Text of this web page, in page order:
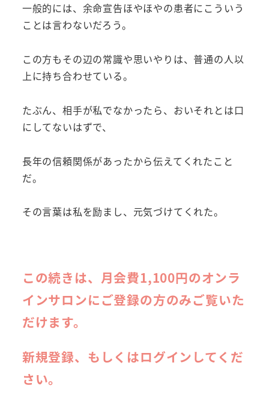
一般的には、余命宣告ほやほやの患者にこういう
ことは言わないだろう。
この方もその辺の常識や思いやりは、普通の人以
上に持ち合わせている。
たぶん、相手が私でなかったら、おいそれとは口
にしてないはずで、
長年の信頼関係があったから伝えてくれたこと
だ。
その言葉は私を励まし、元気づけてくれた。
この続きは、月会費1,100円のオンラ
インサロンにご登録の方のみご覧いた
だけます。
新規登録、もしくはログインしてくだ
さい。